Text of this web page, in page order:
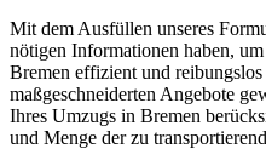
Mit dem Ausfüllen unseres
nötigen Informationen haben,
Bremen effizient und reibungslos
maßgeschneiderten Angebote
Ihres Umzugs in Bremen
und Menge der zu